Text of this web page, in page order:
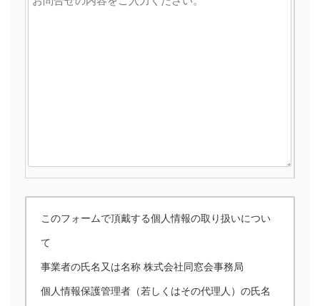
このフォームで頂戴する個人情報の取り扱いについ
て
事業者の氏名又は名称 株式会社同窓会事務局
個人情報保護管理者（若しくはその代理人）の氏名